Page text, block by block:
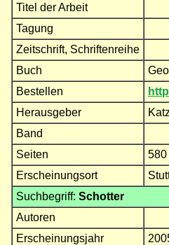
Titel der Arbeit
Tagung
Zeitschrift, Schriftenreihe
Buch
Bestellen
Herausgeber
Band
Seiten
Erscheinungsort
Suchbegriff: Schotter
Autoren
Erscheinungsjahr